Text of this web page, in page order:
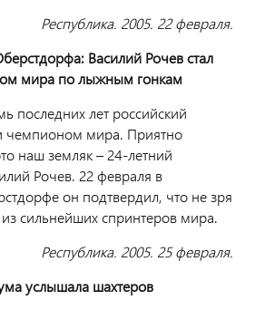
Республика. 2005. 22 февраля.
Василий Рочев стал
мира по лыжным гонкам
последних лет российский
чемпионом мира. Приятно
наш земляк – 24-летний
Рочев. 22 февраля в
он подтвердил, что не зря
сильнейших спринтеров мира.
Республика. 2005. 25 февраля.
услышала шахтеров